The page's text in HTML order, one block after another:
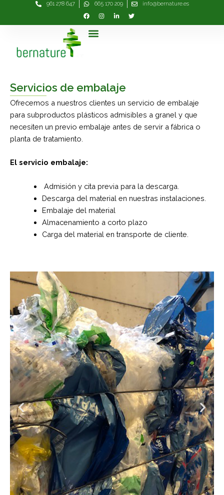
961 278 647 665 170 209 info@bernature.es
Menú
Servicios de embalaje
Ofrecemos a nuestros clientes un servicio de embalaje
para subproductos plásticos admisibles a granel y que
necesiten un previo embalaje antes de servir a fábrica o
planta de tratamiento.
El servicio embalaje:
Admisión y cita previa para la descarga.
Descarga del material en nuestras instalaciones.
Embalaje del material
Almacenamiento a corto plazo
Carga del material en transporte de cliente.